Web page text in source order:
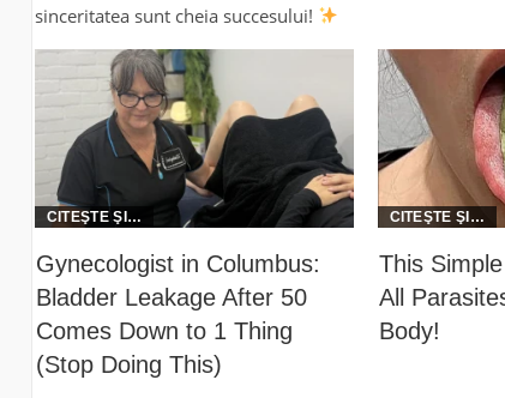
sinceritatea sunt cheia succesului!
Gynecologist in Columbus:
Bladder Leakage After 50
Comes Down to 1 Thing
(Stop Doing This)
This
All
Body!